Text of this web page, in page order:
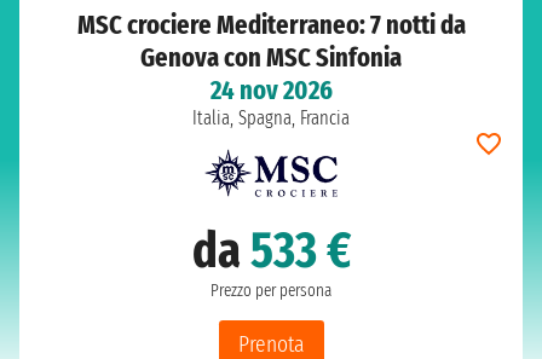
MSC crociere Mediterraneo: 7 notti da
Genova con MSC Sinfonia
24 nov 2026
Italia, Spagna, Francia
da533 €
Prezzo per persona
Prenota